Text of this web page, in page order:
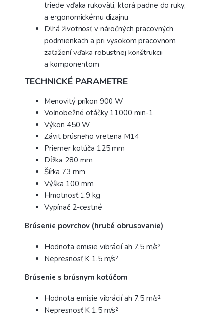
triede vďaka rukoväti, ktorá padne do ruky,
a ergonomickému dizajnu
Dlhá životnosť v náročných pracovných
podmienkach a pri vysokom pracovnom
zaťažení vďaka robustnej konštrukcii
a komponentom
TECHNICKÉ PARAMETRE
Menovitý príkon 900 W
Voľnobežné otáčky 11000 min-1
Výkon 450 W
Závit brúsneho vretena M14
Priemer kotúča 125 mm
Dĺžka 280 mm
Šírka 73 mm
Výška 100 mm
Hmotnosť 1.9 kg
Vypínač 2-cestné
Brúsenie povrchov (hrubé obrusovanie)
Hodnota emisie vibrácií ah 7.5 m/s²
Nepresnosť K 1.5 m/s²
Brúsenie s brúsnym kotúčom
Hodnota emisie vibrácií ah 7.5 m/s²
Nepresnosť K 1.5 m/s²